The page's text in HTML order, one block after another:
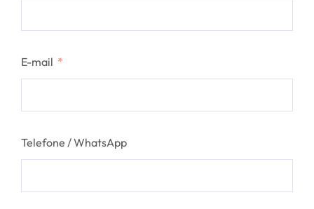
E-mail
Telefone / WhatsApp